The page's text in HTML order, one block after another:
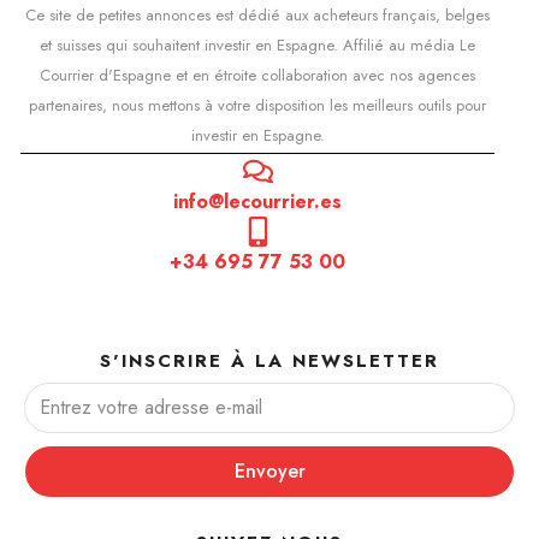
Ce site de petites annonces est dédié aux acheteurs français, belges
et suisses qui souhaitent investir en Espagne. Affilié au média Le
Courrier d'Espagne et en étroite collaboration avec nos agences
partenaires, nous mettons à votre disposition les meilleurs outils pour
investir en Espagne.
info@lecourrier.es
+34 695 77 53 00
S'INSCRIRE À LA NEWSLETTER
Envoyer